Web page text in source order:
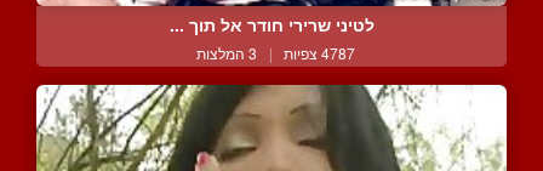
לטיני שרירי חודר אל תוך ...
4787 צפיות | 3 המלצות